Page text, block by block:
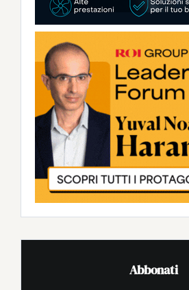
Abbonati